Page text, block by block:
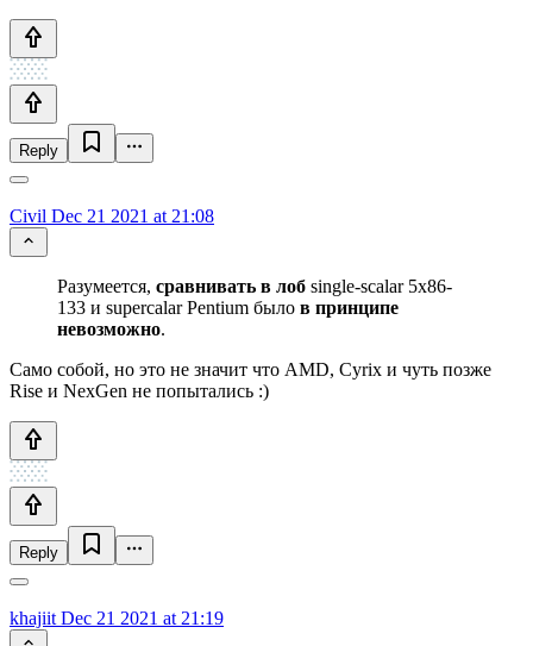
Reply
Civil Dec 21 2021 at 21:08
Разумеется, сравнивать в лоб single-scalar 5x86-
133 и supercalar Pentium было в принципе
невозможно.
Само собой, но это не значит что AMD, Cyrix и чуть позже
Rise и NexGen не попытались :)
Reply
khajiit Dec 21 2021 at 21:19